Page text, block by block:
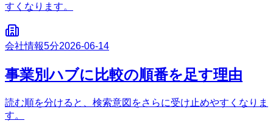
すくなります。
会社情報5分2026-06-14
事業別ハブに比較の順番を足す理由
読む順を分けると、検索意図をさらに受け止めやすくなりま
す。